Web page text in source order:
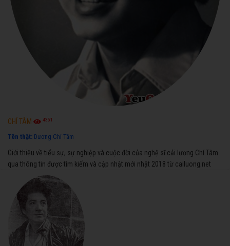
CHÍ TÂM 4351
Tên thật: Dương Chí Tâm
Giới thiệu về tiểu sự, sự nghiệp và cuộc đời của nghệ sĩ cải lương Chí Tâm
qua thông tin được tìm kiếm và cập nhật mới nhật 2018 từ cailuong.net